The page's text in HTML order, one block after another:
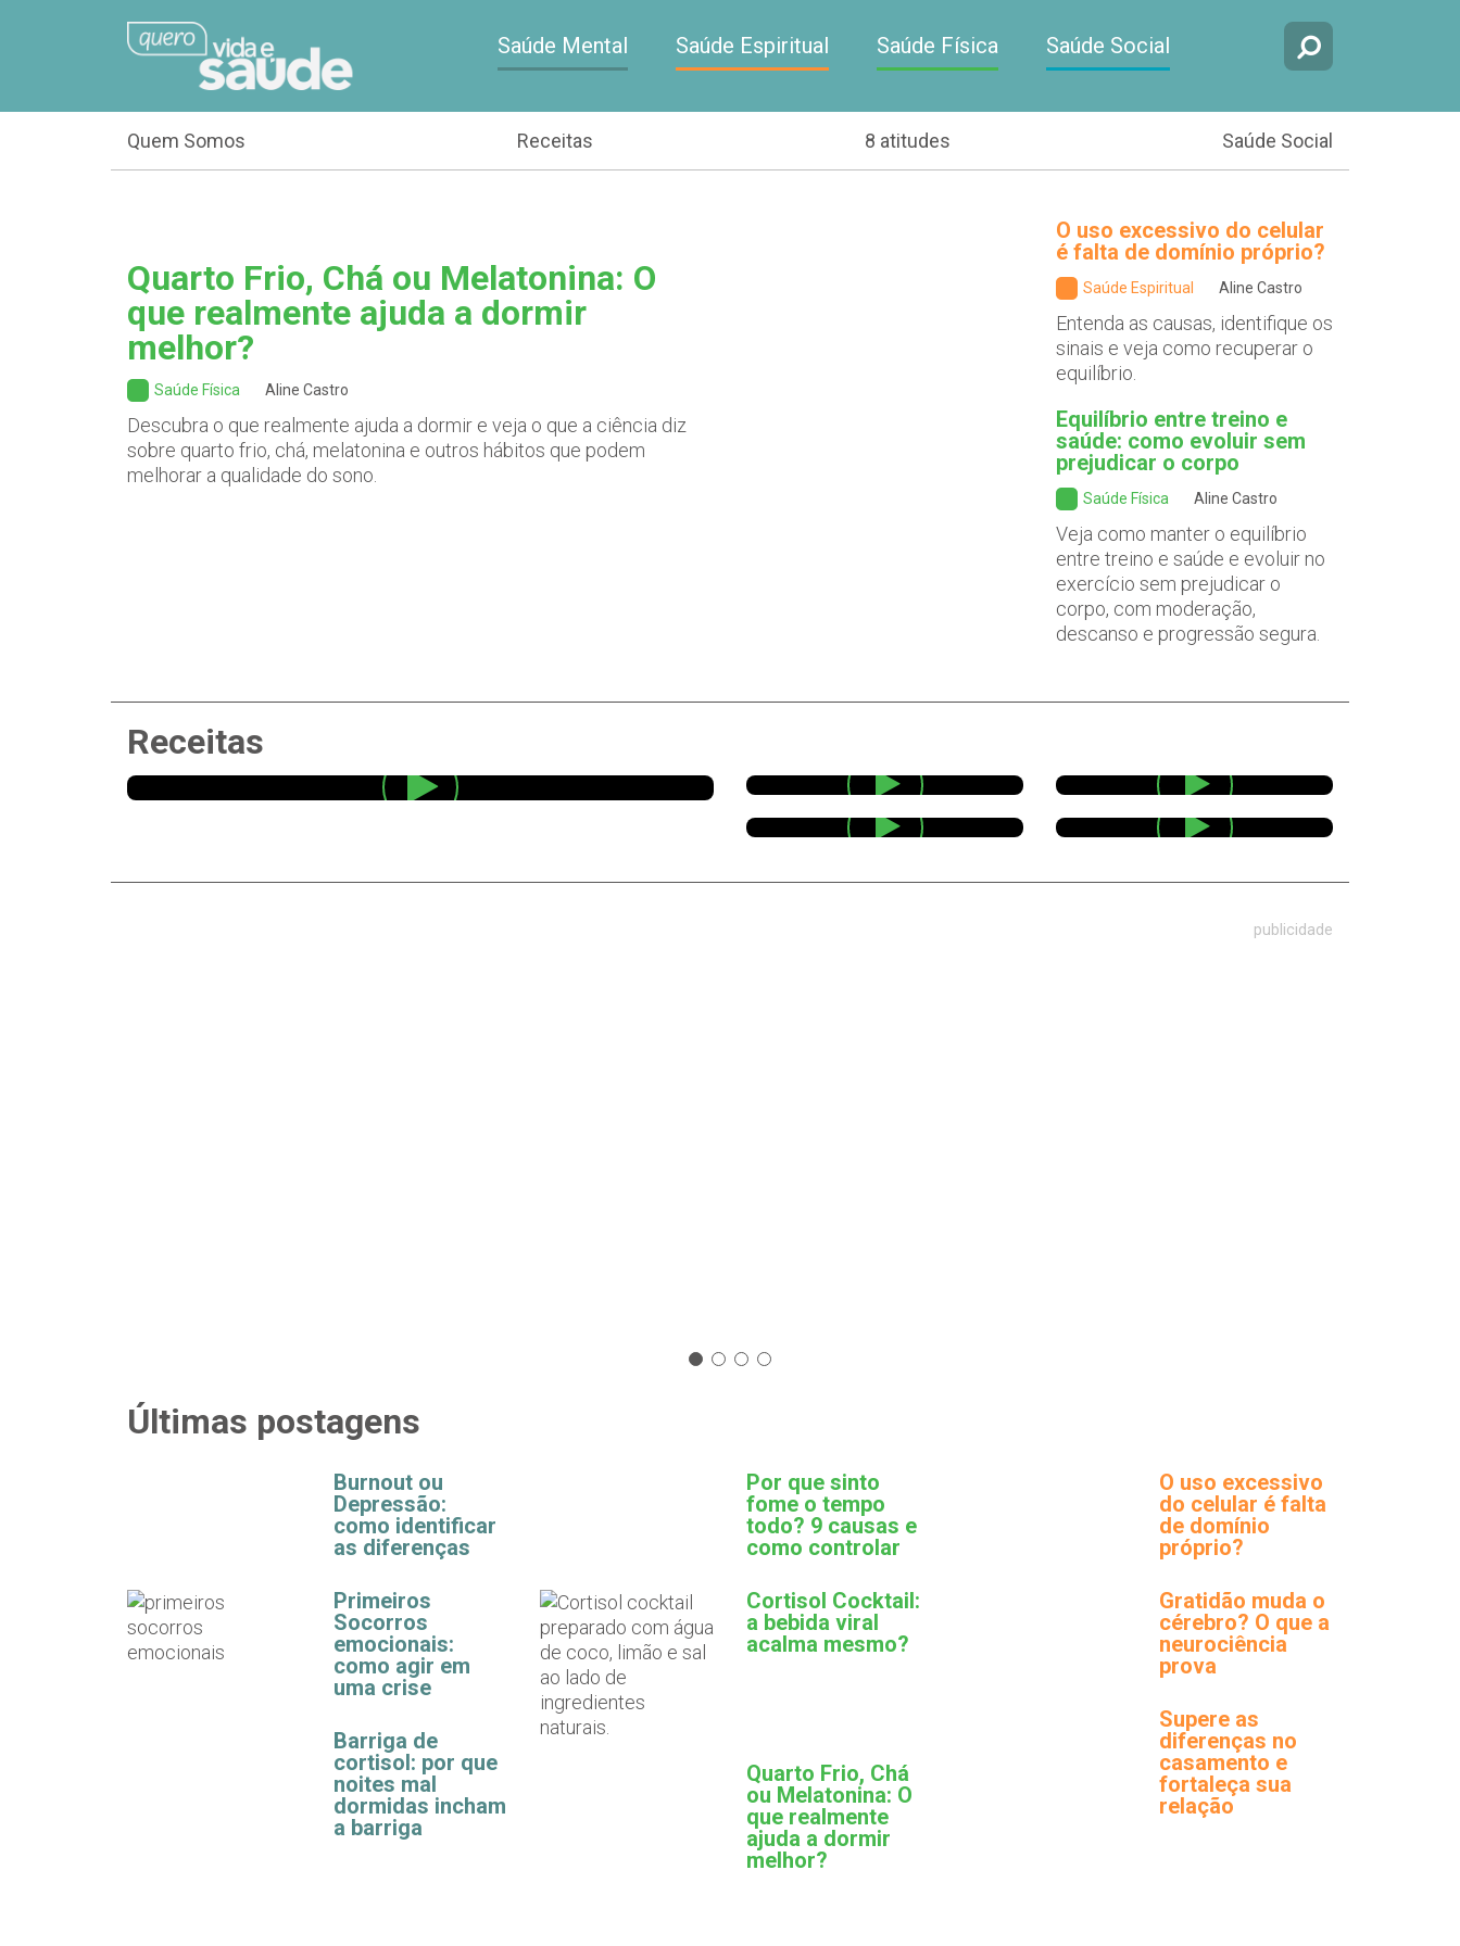
Saúde Mental Saúde Espiritual Saúde Física Saúde Social
Quem Somos Receitas 8 atitudes Saúde Social
Quarto Frio, Chá ou Melatonina: O
que realmente ajuda a dormir
melhor?
Saúde Física Aline Castro
Descubra o que realmente ajuda a dormir e veja o que a ciência diz
sobre quarto frio, chá, melatonina e outros hábitos que podem
melhorar a qualidade do sono.
O uso excessivo do celular
é falta de domínio próprio?
Saúde Espiritual Aline Castro
Entenda as causas, identifique os
sinais e veja como recuperar o
equilíbrio.
Equilíbrio entre treino e
saúde: como evoluir sem
prejudicar o corpo
Saúde Física Aline Castro
Veja como manter o equilíbrio
entre treino e saúde e evoluir no
exercício sem prejudicar o
corpo, com moderação,
descanso e progressão segura.
Receitas
publicidade
Últimas postagens
Burnout ou
Depressão:
como identificar
as diferenças
Primeiros
Socorros
emocionais:
como agir em
uma crise
Barriga de
cortisol: por que
noites mal
dormidas incham
a barriga
Por que sinto
fome o tempo
todo? 9 causas e
como controlar
Cortisol Cocktail:
a bebida viral
acalma mesmo?
Quarto Frio, Chá
ou Melatonina: O
que realmente
ajuda a dormir
melhor?
O uso excessivo
do celular é falta
de domínio
próprio?
Gratidão muda o
cérebro? O que a
neurociência
prova
Supere as
diferenças no
casamento e
fortaleça sua
relação